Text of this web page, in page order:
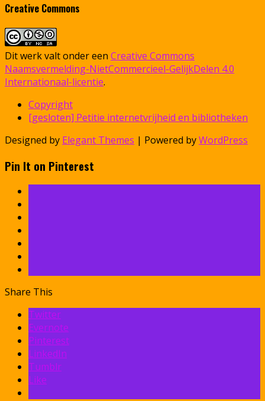
Creative Commons
Dit werk valt onder een Creative Commons
Naamsvermelding-NietCommercieel-GelijkDelen 4.0
Internationaal-licentie.
Copyright
[gesloten] Petitie internetvrijheid en bibliotheken
Designed by Elegant Themes | Powered byWordPress
Pin It on Pinterest
Share This
Twitter
Evernote
Pinterest
LinkedIn
Tumblr
Like